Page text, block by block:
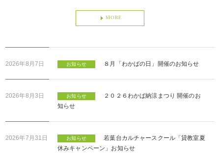
MORE
2026年8月7日 お知らせ ８月「わかばの日」開催のお知らせ
2026年8月3日 お知らせ
２０２６わかば納涼まつり 開催のお
知らせ
2026年7月31日 お知らせ
若葉台カルチャースクール「貸教室夏
休みキャンペーン」お知らせ